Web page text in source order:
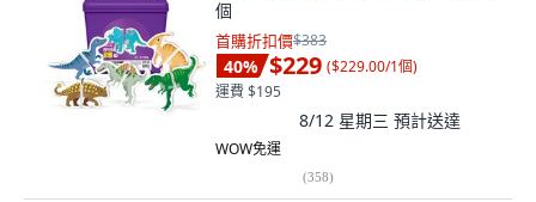
個
首購折扣價$383
40% $229 ($229.00/1個)
運費 $195
8/12 星期三 預計送達
WOW免運
(358)